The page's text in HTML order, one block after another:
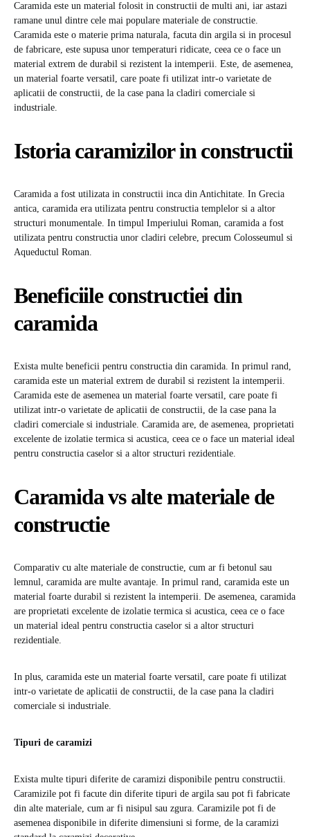
Caramida este un material folosit in constructii de multi ani, iar astazi
ramane unul dintre cele mai populare materiale de constructie.
Caramida este o materie prima naturala, facuta din argila si in procesul
de fabricare, este supusa unor temperaturi ridicate, ceea ce o face un
material extrem de durabil si rezistent la intemperii. Este, de asemenea,
un material foarte versatil, care poate fi utilizat intr-o varietate de
aplicatii de constructii, de la case pana la cladiri comerciale si
industriale.
Istoria caramizilor in constructii
Caramida a fost utilizata in constructii inca din Antichitate. In Grecia
antica, caramida era utilizata pentru constructia templelor si a altor
structuri monumentale. In timpul Imperiului Roman, caramida a fost
utilizata pentru constructia unor cladiri celebre, precum Colosseumul si
Aqueductul Roman.
Beneficiile constructiei din
caramida
Exista multe beneficii pentru constructia din caramida. In primul rand,
caramida este un material extrem de durabil si rezistent la intemperii.
Caramida este de asemenea un material foarte versatil, care poate fi
utilizat intr-o varietate de aplicatii de constructii, de la case pana la
cladiri comerciale si industriale. Caramida are, de asemenea, proprietati
excelente de izolatie termica si acustica, ceea ce o face un material ideal
pentru constructia caselor si a altor structuri rezidentiale.
Caramida vs alte materiale de
constructie
Comparativ cu alte materiale de constructie, cum ar fi betonul sau
lemnul, caramida are multe avantaje. In primul rand, caramida este un
material foarte durabil si rezistent la intemperii. De asemenea, caramida
are proprietati excelente de izolatie termica si acustica, ceea ce o face
un material ideal pentru constructia caselor si a altor structuri
rezidentiale.
In plus, caramida este un material foarte versatil, care poate fi utilizat
intr-o varietate de aplicatii de constructii, de la case pana la cladiri
comerciale si industriale.
Tipuri de caramizi
Exista multe tipuri diferite de caramizi disponibile pentru constructii.
Caramizile pot fi facute din diferite tipuri de argila sau pot fi fabricate
din alte materiale, cum ar fi nisipul sau zgura. Caramizile pot fi de
asemenea disponibile in diferite dimensiuni si forme, de la caramizi